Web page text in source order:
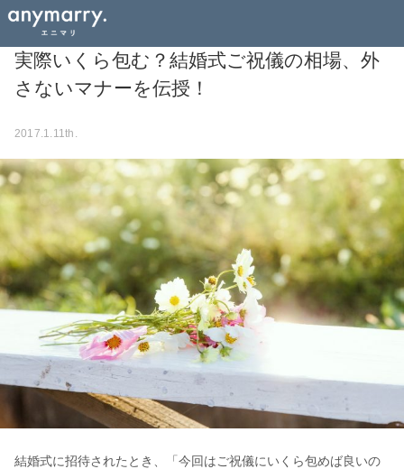
実際いくら包む？結婚式ご祝儀の相場、外
さないマナーを伝授！
2017.1.11th.
結婚式に招待されたとき、「今回はご祝儀にいくら包めば良いの